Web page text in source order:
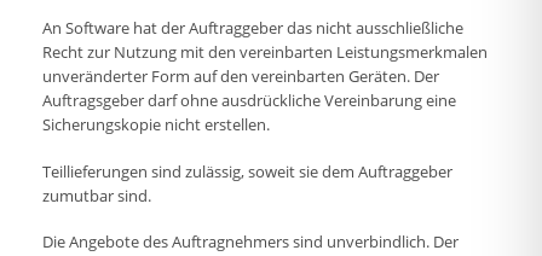
An Software hat der Auftraggeber das nicht ausschließliche
Recht zur Nutzung mit den vereinbarten Leistungsmerkmalen
unveränderter Form auf den vereinbarten Geräten. Der
Auftragsgeber darf ohne ausdrückliche Vereinbarung eine
Sicherungskopie nicht erstellen.
Teillieferungen sind zulässig, soweit sie dem Auftraggeber
zumutbar sind.
Die Angebote des Auftragnehmers sind unverbindlich. Der